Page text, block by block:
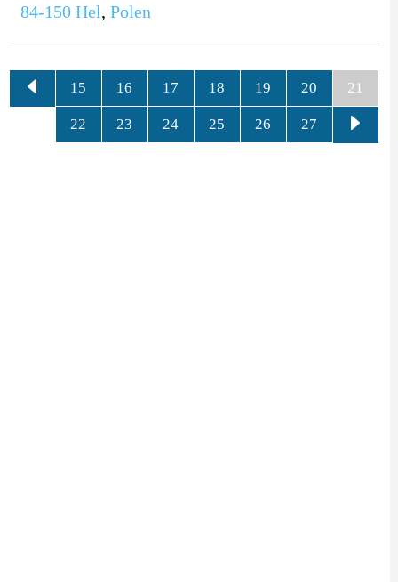
84-150 Hel, Polen
15 16 17 18 19 20 21
22 23 24 25 26 27